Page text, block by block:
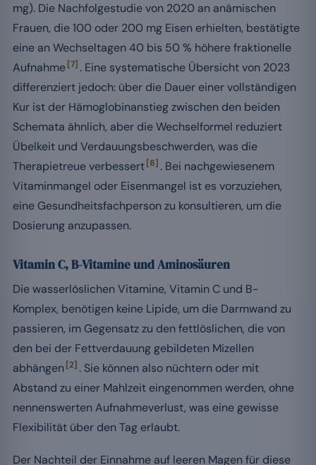
mg). Die Nachfolgestudie von 2020 an anämischen
Frauen, die 100 oder 200 mg Eisen erhielten, bestätigte
eine an Wechseltagen 40 bis 50 % höhere fraktionelle
Aufnahme[7] . Eine systematische Übersicht von 2023
differenziert jedoch: über die Dauer einer vollständigen
Kur ist der Hämoglobinanstieg zwischen den beiden
Schemata ähnlich, aber die Wechselformel reduziert
Übelkeit und Verdauungsbeschwerden, was die
Therapietreue verbessert[8] . Bei nachgewiesenem
Vitaminmangel oder Eisenmangel ist es vorzuziehen,
eine Gesundheitsfachperson zu konsultieren, um die
Dosierung anzupassen.
Vitamin C, B-Vitamine und Aminosäuren
Die wasserlöslichen Vitamine, Vitamin C und B-
Komplex, benötigen keine Lipide, um die Darmwand zu
passieren, im Gegensatz zu den fettlöslichen, die von
den bei der Fettverdauung gebildeten Mizellen
abhängen [2] . Sie können also nüchtern oder mit
Abstand zu einer Mahlzeit eingenommen werden, ohne
nennenswerten Aufnahmeverlust, was eine gewisse
Flexibilität über den Tag erlaubt.
Der Nachteil der Einnahme auf leeren Magen für diese